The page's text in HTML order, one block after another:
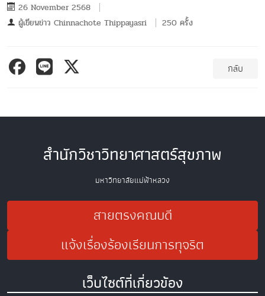
26 November 2568
ผู้เขียนข่าว Chinnachote Thippayasri 250 ครั้ง
กลับ
สำนักวิชาวิทยาศาสตร์สุขภาพ
มหาวิทยาลัยแม่ฟ้าหลวง
สายตรงคณบดี
แจ้งเรื่องร้องเรียนการทุจริต
เว็บไซต์ที่เกี่ยวข้อง